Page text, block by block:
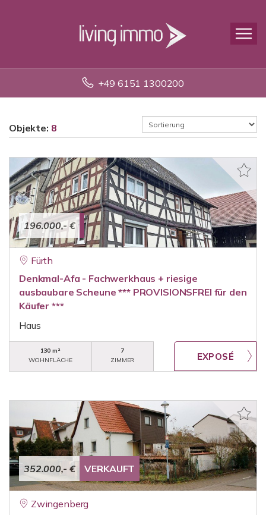
+49 6151 1300200
Objekte: 8
196.000,- €
Fürth
Denkmal-Afa - Fachwerkhaus + riesige
ausbaubare Scheune *** PROVISIONSFREI für den
Käufer ***
Haus
130 m²
WOHNFLÄCHE
7
ZIMMER
352.000,- € VERKAUFT
Zwingenberg